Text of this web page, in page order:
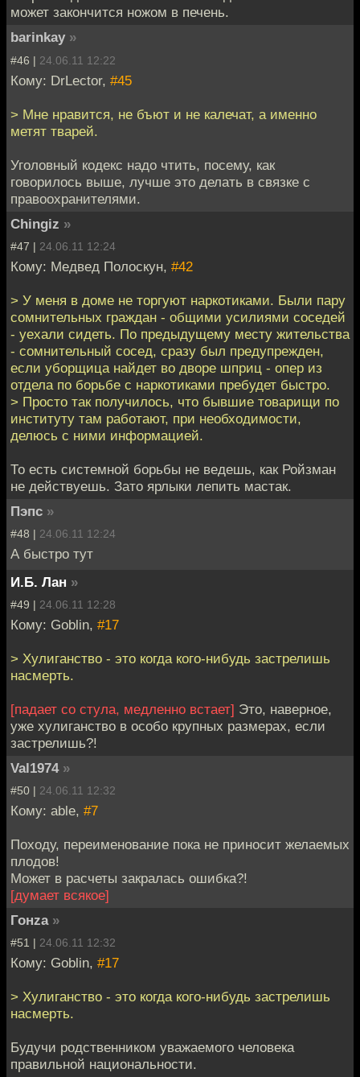
может закончится ножом в печень.
barinkay »
#46 | 24.06.11 12:22
Кому: DrLector, #45
> Мне нравится, не бъют и не калечат, а именно
метят тварей.
Уголовный кодекс надо чтить, посему, как
говорилось выше, лучше это делать в связке с
правоохранителями.
Chingiz »
#47 | 24.06.11 12:24
Кому: Медвед Полоскун, #42
> У меня в доме не торгуют наркотиками. Были пару
сомнительных граждан - общими усилиями соседей
- уехали сидеть. По предыдущему месту жительства
- сомнительный сосед, сразу был предупрежден,
если уборщица найдет во дворе шприц - опер из
отдела по борьбе с наркотиками пребудет быстро.
> Просто так получилось, что бывшие товарищи по
институту там работают, при необходимости,
делюсь с ними информацией.
То есть системной борьбы не ведешь, как Ройзман
не действуешь. Зато ярлыки лепить мастак.
Пэпс »
#48 | 24.06.11 12:24
А быстро тут
И.Б. Лан »
#49 | 24.06.11 12:28
Кому: Goblin, #17
> Хулиганство - это когда кого-нибудь застрелишь
насмерть.
[падает со стула, медленно встает] Это, наверное,
уже хулиганство в особо крупных размерах, если
застрелишь?!
Val1974 »
#50 | 24.06.11 12:32
Кому: able, #7
Походу, переименование пока не приносит желаемых
плодов!
Может в расчеты закралась ошибка?!
[думает всякое]
Гонzа »
#51 | 24.06.11 12:32
Кому: Goblin, #17
> Хулиганство - это когда кого-нибудь застрелишь
насмерть.
Будучи родственником уважаемого человека
правильной национальности.